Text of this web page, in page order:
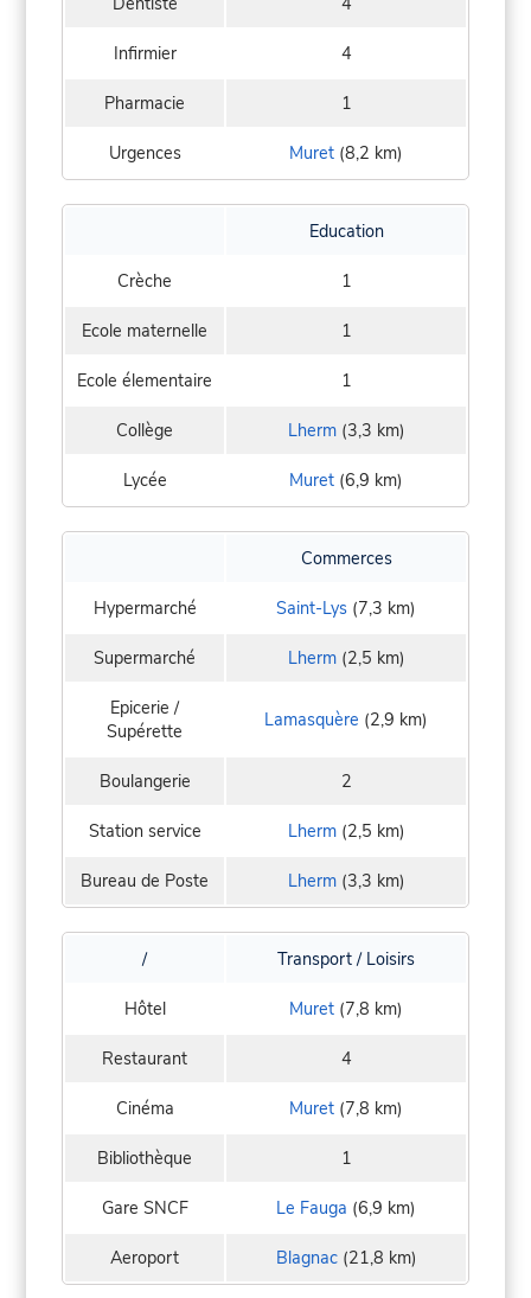
Infirmier 4
Pharmacie 1
Urgences Muret (8,2 km)
Education
Crèche 1
Ecole maternelle 1
Ecole élementaire 1
Collège Lherm(3,3 km)
Lycée Muret (6,9 km)
Commerces
Hypermarché Saint-Lys (7,3 km)
Supermarché Lherm(2,5 km)
Epicerie /
Supérette
Lamasquère (2,9 km)
Boulangerie 2
Station service Lherm(2,5 km)
Bureau de Poste Lherm(3,3 km)
/ Transport / Loisirs
Hôtel Muret (7,8 km)
Restaurant 4
Cinéma Muret (7,8 km)
Bibliothèque 1
Gare SNCF Le Fauga (6,9 km)
Aeroport Blagnac(21,8 km)